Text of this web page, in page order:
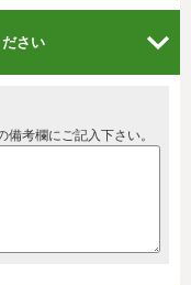
さい
考欄にご記入下さい。